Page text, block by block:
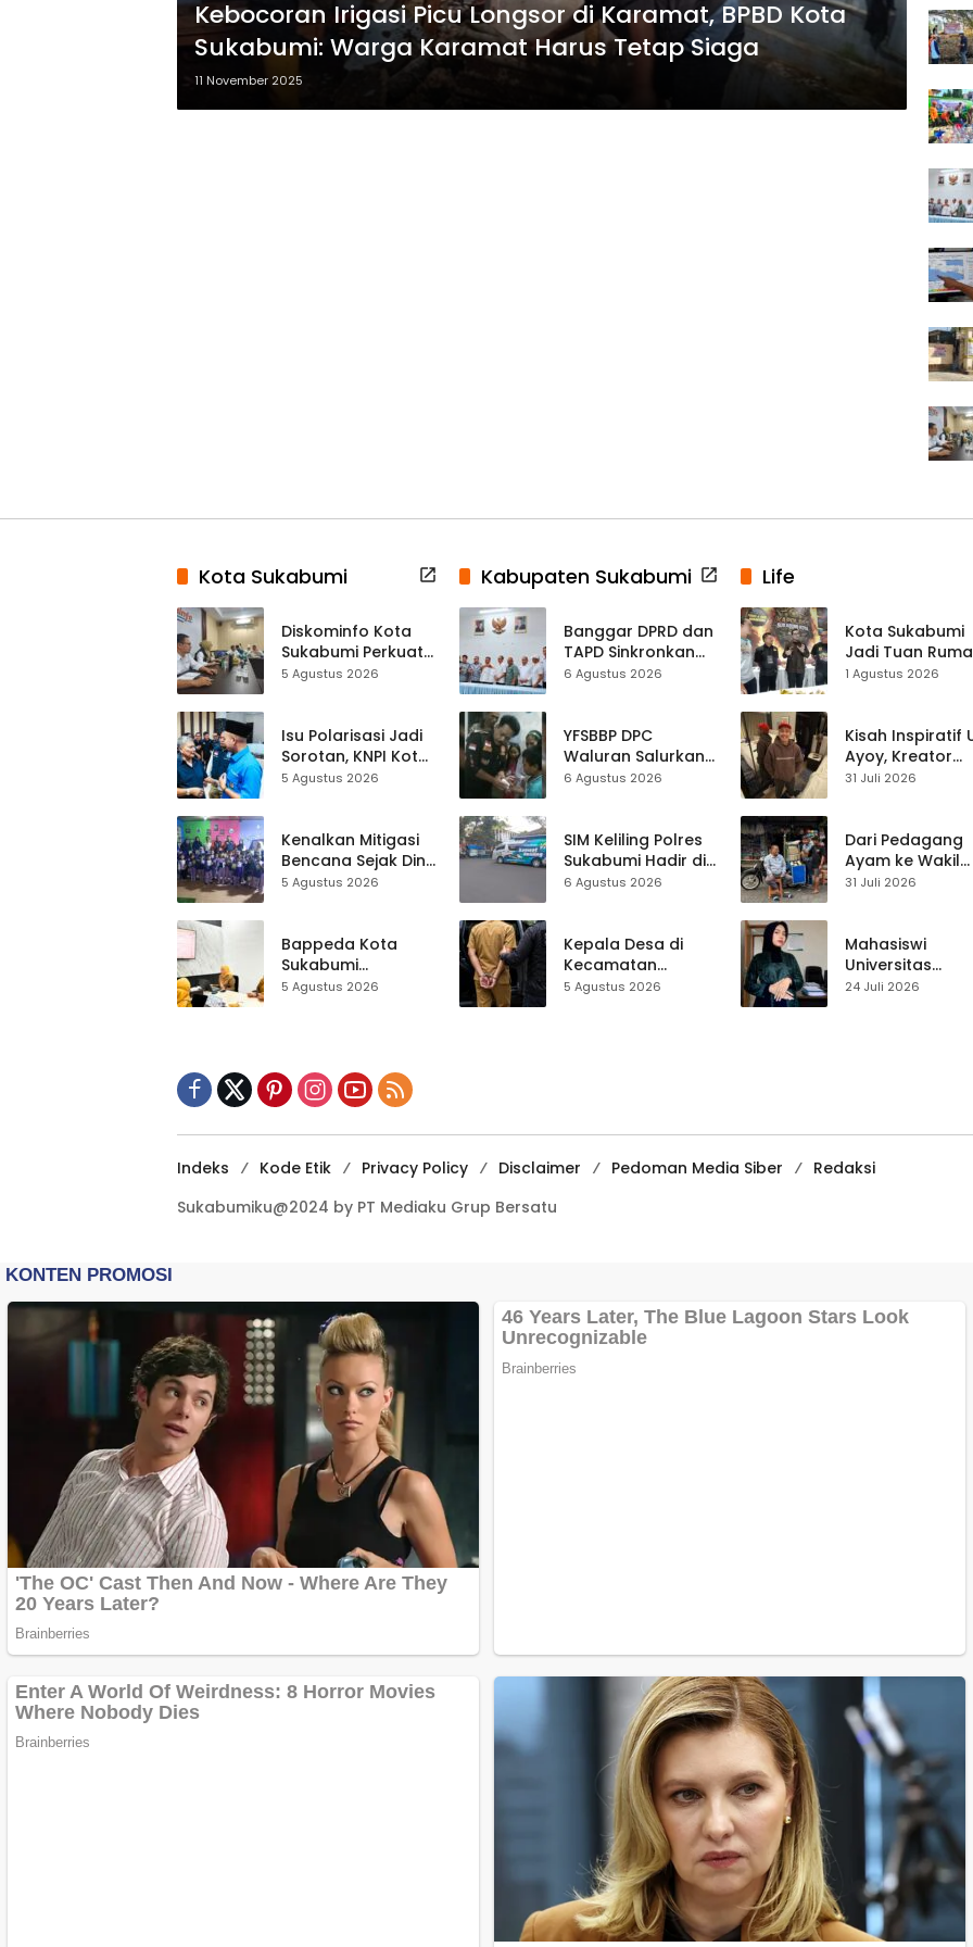
Kebocoran Irigasi Picu Longsor di Karamat, BPBD Kota
Sukabumi: Warga Karamat Harus Tetap Siaga
11 November 2025
Kota Sukabumi
Diskominfo Kota
Sukabumi Perkuat
Satu Data
Kewilayahan
Dikebut
5 Agustus 2026
Isu Polarisasi Jadi
Sorotan, KNPI Kota
Sukabumi Ajak
5 Agustus 2026
Kenalkan Mitigasi
Bencana Sejak Dini,
Anak-anak KB
Lewat Boneka
Tangan
5 Agustus 2026
Bappeda Kota
Sukabumi
Matangkan Inovasi
5 Agustus 2026
Kabupaten Sukabumi
Banggar DPRD dan
TAPD Sinkronkan
Anggaran
Pendapatan
Dibahas
6 Agustus 2026
YFSBBP DPC
Waluran Salurkan
Bantuan Sosial
Air Panas
6 Agustus 2026
SIM Keliling Polres
Sukabumi Hadir di
Kalapa Nunggal,
6 Agustus 2026
Kepala Desa di
Kecamatan
Ciemas Diduga
5 Agustus 2026
Life
Kota Sukabumi
Jadi Tuan
Kontes Batu Akik
1 Agustus 2026
Kisah Inspiratif
Ayoy, Kreator
TikTok Asal
Live Streaming
31 Juli 2026
Dari Pedagang
Ayam ke Wakil
Ketua DPRD, H.
Pasar Cisaat
31 Juli 2026
Mahasiswi
Universitas
Muhammadiyah
24 Juli 2026
Indeks Kode Etik Privacy Policy Disclaimer Pedoman Media Siber
Redaksi
Sukabumiku@2024 by PT Mediaku Grup Bersatu